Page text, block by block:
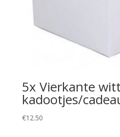
5x Vierkante
kadootjes/
€12.50